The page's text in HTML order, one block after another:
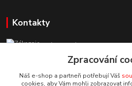
Kontakty
Zákaznická podpora
+420 725 618 353
(Po-Pá, 8-16 hod.)
Zpracování
Náš e-shop a partneři potřebují Váš
cookies, aby Vám mohli zobrazovat